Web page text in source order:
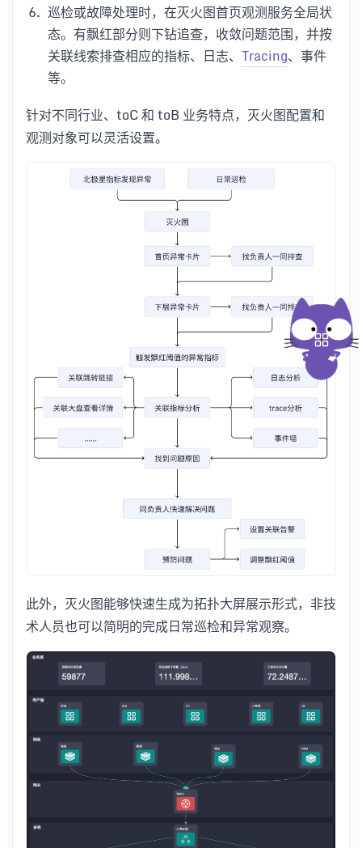
巡检或故障处理时，在灭火图首页观测服务全局状
态。有飘红部分则下钻追查，收敛问题范围，并按
关联线索排查相应的指标、日志、 Tracing、事件
等。
针对不同行业、toC 和 toB 业务特点，灭火图配置和
观测对象可以灵活设置。
此外，灭火图能够快速生成为拓扑大屏展示形式，非技
术人员也可以简明的完成日常巡检和异常观察。